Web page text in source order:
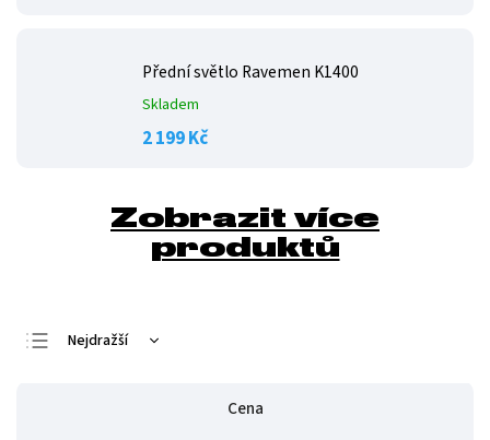
Přední světlo Ravemen K1400
Skladem
2 199 Kč
Zobrazit více
produktů
Nejdražší
Cena